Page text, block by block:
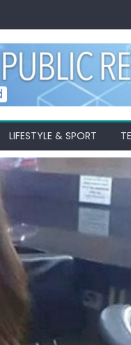
LIFESTYLE & SPORT